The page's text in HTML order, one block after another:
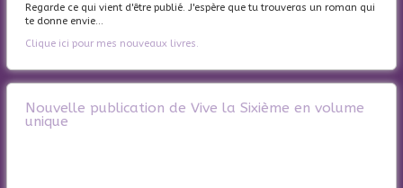
Regarde ce qui vient d'être publié. J'espère que tu trouveras un roman qui
te donne envie...
Clique ici pour mes nouveaux livres.
Nouvelle publication de Vive la Sixième en volume
unique